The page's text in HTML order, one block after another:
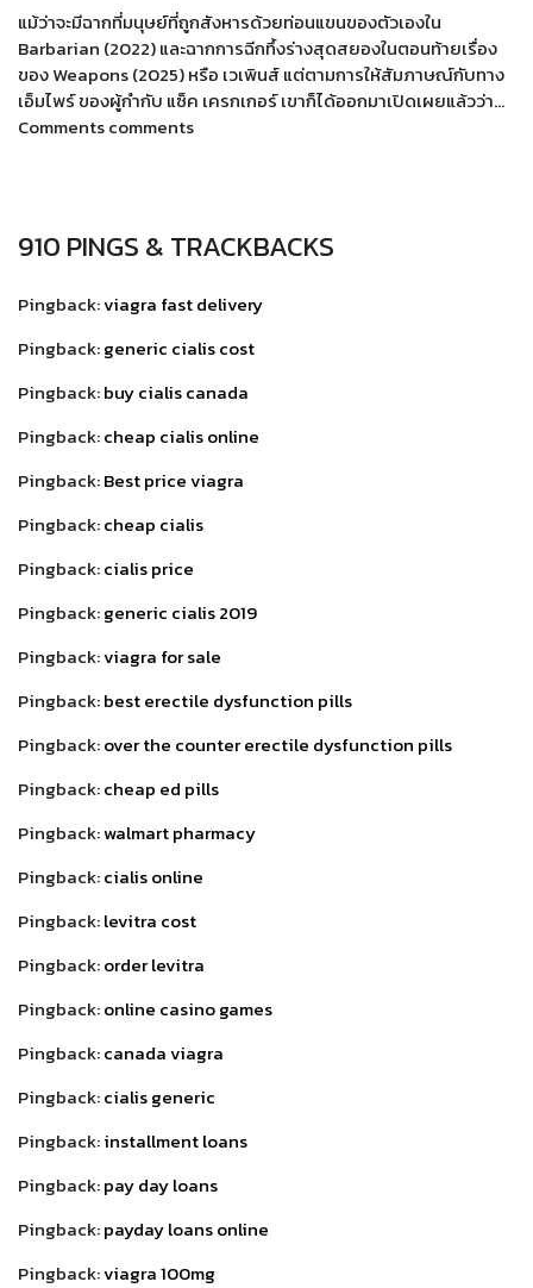
แม้ว่าจะมีฉากที่มนุษย์ที่ถูกสังหารด้วยท่อนแขนของตัวเองใน
Barbarian (2022) และฉากการฉีกทึ้งร่างสุดสยองในตอนท้ายเรื่อง
ของ Weapons (2025) หรือ เวเพินส์ แต่ตามการให้สัมภาษณ์กับทาง
เอ็มไพร์ ของผู้กำกับ แซ็ค เครกเกอร์ เขาก็ได้ออกมาเปิดเผยแล้วว่า…
Comments comments
910 PINGS & TRACKBACKS
Pingback:viagra fast delivery
Pingback:generic cialis cost
Pingback:buy cialis canada
Pingback:cheap cialis online
Pingback:Best price viagra
Pingback:cheap cialis
Pingback:cialis price
Pingback:generic cialis 2019
Pingback:viagra for sale
Pingback:best erectile dysfunction pills
Pingback:over the counter erectile dysfunction pills
Pingback:cheap ed pills
Pingback:walmart pharmacy
Pingback:cialis online
Pingback:levitra cost
Pingback:order levitra
Pingback:online casino games
Pingback:canada viagra
Pingback:cialis generic
Pingback:installment loans
Pingback:pay day loans
Pingback:payday loans online
Pingback:viagra 100mg